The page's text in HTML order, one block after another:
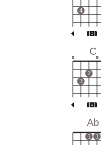
4
C
x
3
2
o
Ab
1 1